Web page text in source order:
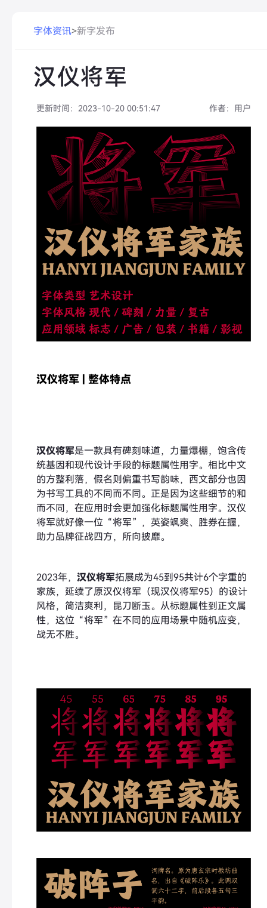
字体资讯>新字发布
汉仪将军
更新时间： 2023-10-20 00:51:47 作者： 用户
汉仪将军 | 整体特点
汉仪将军是一款具有碑刻味道，力量爆棚，饱含传
统基因和现代设计手段的标题属性用字。相比中文
的方整利落，假名则偏重书写韵味，西文部分也因
为书写工具的不同而不同。正是因为这些细节的和
而不同，在应用时会更加强化标题属性用字。汉仪
将军就好像一位“将军”，英姿飒爽、胜券在握，
助力品牌征战四方，所向披靡。
2023年， 汉仪将军拓展成为45到95共计6个字重的
家族，延续了原汉仪将军（现汉仪将军95）的设计
风格，简洁爽利，昆刀断玉。从标题属性到正文属
性，这位“将军”在不同的应用场景中随机应变，
战无不胜。